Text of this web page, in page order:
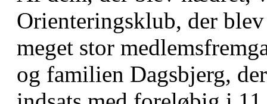
Orienteringsklub, der
meget stor
og familien Dagsbjerg,